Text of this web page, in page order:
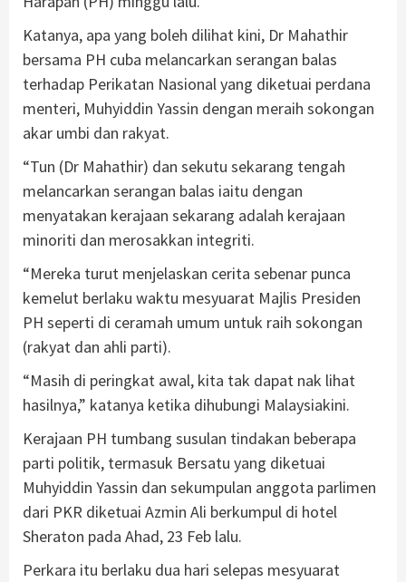
Katanya, apa yang boleh dilihat kini, Dr Mahathir
bersama PH cuba melancarkan serangan balas
terhadap Perikatan Nasional yang diketuai perdana
menteri, Muhyiddin Yassin dengan meraih sokongan
akar umbi dan rakyat.
“Tun (Dr Mahathir) dan sekutu sekarang tengah
melancarkan serangan balas iaitu dengan
menyatakan kerajaan sekarang adalah kerajaan
minoriti dan merosakkan integriti.
“Mereka turut menjelaskan cerita sebenar punca
kemelut berlaku waktu mesyuarat Majlis Presiden
PH seperti di ceramah umum untuk raih sokongan
(rakyat dan ahli parti).
“Masih di peringkat awal, kita tak dapat nak lihat
hasilnya,” katanya ketika dihubungi Malaysiakini.
Kerajaan PH tumbang susulan tindakan beberapa
parti politik, termasuk Bersatu yang diketuai
Muhyiddin Yassin dan sekumpulan anggota parlimen
dari PKR diketuai Azmin Ali berkumpul di hotel
Sheraton pada Ahad, 23 Feb lalu.
Perkara itu berlaku dua hari selepas mesyuarat